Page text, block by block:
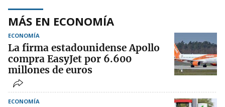
MÁS EN ECONOMÍA
ECONOMÍA
La firma estadounidense Apollo
compra EasyJet por 6.600
millones de euros
ECONOMÍA